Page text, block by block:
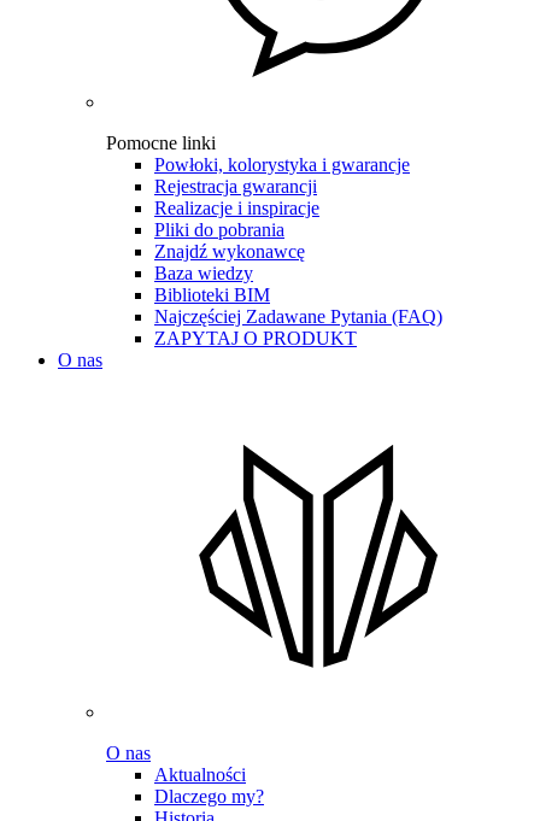
Pomocne linki
Powłoki, kolorystyka i gwarancje
Rejestracja gwarancji
Realizacje i inspiracje
Pliki do pobrania
Znajdź wykonawcę
Baza wiedzy
Biblioteki BIM
Najczęściej Zadawane Pytania (FAQ)
ZAPYTAJ O PRODUKT
O nas
O nas
Aktualności
Dlaczego my?